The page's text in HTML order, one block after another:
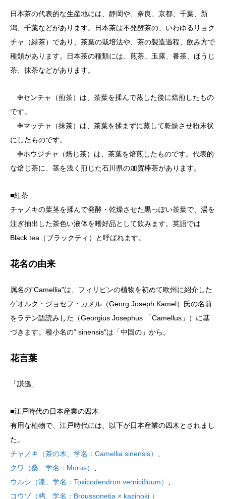
日本茶の代表的な生産地には、静岡や、奈良、京都、千葉、新
潟、千葉などがあります。日本茶は不発酵茶の、いわゆるリョク
チャ（緑茶）であり、茶葉の栽培法や、茶の製造過程、飲み方で
種類があります。日本茶の種類には、煎茶、玉露、番茶、ほうじ
茶、抹茶などがあります。
✙センチャ（煎茶）は、茶葉を揉んで蒸した後に焙煎したもの
です。
✙マッチャ（抹茶）は、茶葉を揉まずに蒸して乾燥させ粉末状
にしたものです。
✙ホウジチャ（焙じ茶）は、茶葉を焙煎したものです。代表的
な焙じ茶に、茎を浅く煎じた石川県の加賀棒茶があります。
■紅茶
チャノキの葉茎を揉んで発酵・乾燥させた黒っぽい茶葉で、湯を
注ぎ抽出した茶色い液体を嗜好品として飲みます。英語では
Black tea（ブラックティ）と呼ばれます。
花名の由来
属名の”Camellia”は、フィリピンの植物を初めて欧州に紹介した
ゲオルク・ジョセフ・カメル（Georg Joseph Kamel）氏の名前
をラテン語読みした（Georgius Josephus 「Camellus」）に基
づきます。種小名の” sinensis”は「中国の」から。
花言葉
「謙遜」
■江戸時代の日本産業の四木
有用な植物で、江戸時代には、以下が日本産業の四木とされまし
た。
チャノキ（茶の木、学名：Camellia sinensis）
クワ（桑、学名：Morus）
ウルシ（漆、学名：Toxicodendron vernicifluum）
コウゾ（栲、学名：Broussonetia × kazinoki ）